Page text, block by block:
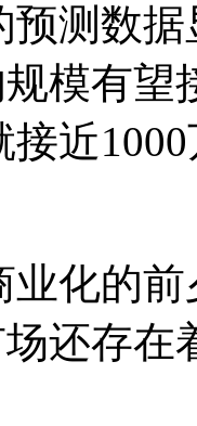
测数
规模有
接近
业化的
场还存